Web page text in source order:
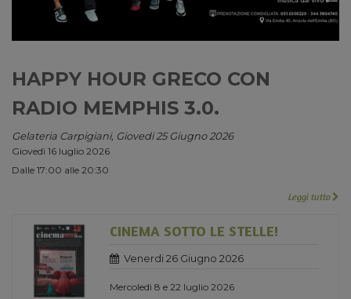
HAPPY HOUR GRECO CON
RADIO MEMPHIS 3.0.
Gelateria Carpigiani, Giovedi 25 Giugno 2026
Giovedì 16 luglio 2026
Dalle 17:00 alle 20:30
Leggi tutto
CINEMA SOTTO LE STELLE!
Venerdi 26 Giugno 2026
Mercoledì 8 e 22 luglio 2026